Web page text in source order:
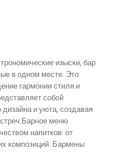
изыски, бар
в одном месте. Это
гармонии стиля и
собой
и уюта, создавая
меню
напитков: от
композиций. Бармены